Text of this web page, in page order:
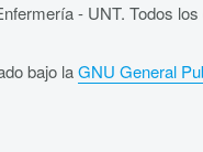
- UNT. Todos
bajo laGNU General